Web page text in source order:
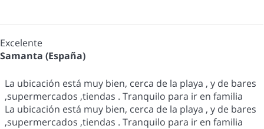
Excelente
Samanta (España)
La ubicación está muy bien, cerca de la playa , y de bares
,supermercados ,tiendas . Tranquilo para ir en familia
La ubicación está muy bien, cerca de la playa , y de bares
,supermercados ,tiendas . Tranquilo para ir en familia